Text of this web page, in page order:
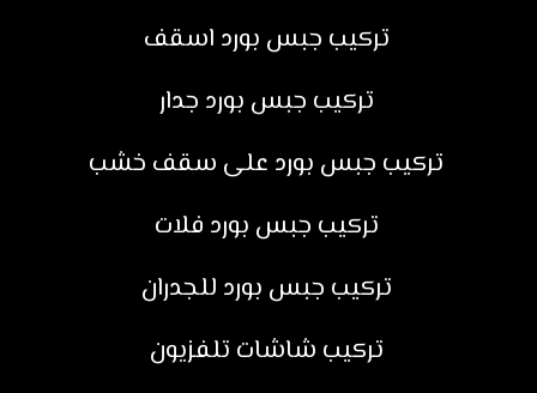
تركيب جبس بورد اسقف
تركيب جبس بورد جدار
تركيب جبس بورد على سقف خشب
تركيب جبس بورد فلات
تركيب جبس بورد للجدران
تركيب شاشات تلفزيون